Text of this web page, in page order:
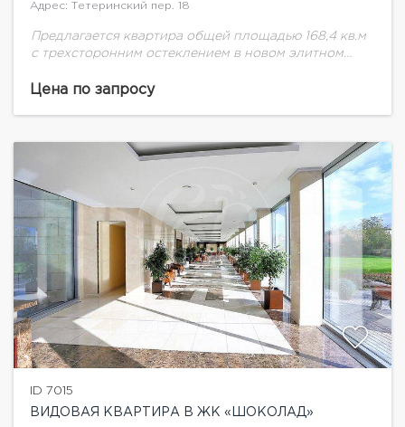
Адрес: Тетеринский пер. 18
Предлагается квартира общей площадью 168,4 кв.м
с трехсторонним остеклением в новом элитном
планировка: 3 спальни, кухня -16 кв.м, гостиная -48
Цена по запросу
ID 7015
ВИДОВАЯ КВАРТИРА В ЖК «ШОКОЛАД»